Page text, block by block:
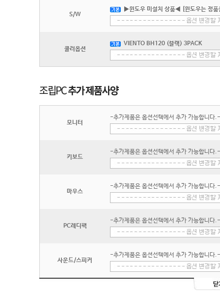
S/W
▶윈도우 미설치 상품◀ [윈도우는 정
쿨러옵션
VIENTO BH120 (블랙) 3PACK
모니터
-추가제품은 옵션선택에서 추가 가능합니다.-
키보드
-추가제품은 옵션선택에서 추가 가능합니다.-
마우스
-추가제품은 옵션선택에서 추가 가능합니다.-
PC레디팩
-추가제품은 옵션선택에서 추가 가능합니다.-
사운드/스피커
-추가제품은 옵션선택에서 추가 가능합니다.-